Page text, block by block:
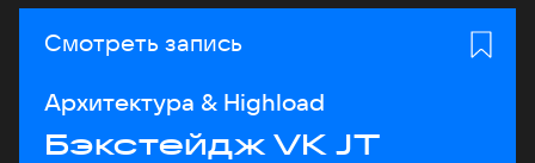
Смотреть запись
Архитектура & Highload
Бэкстейдж VK JT